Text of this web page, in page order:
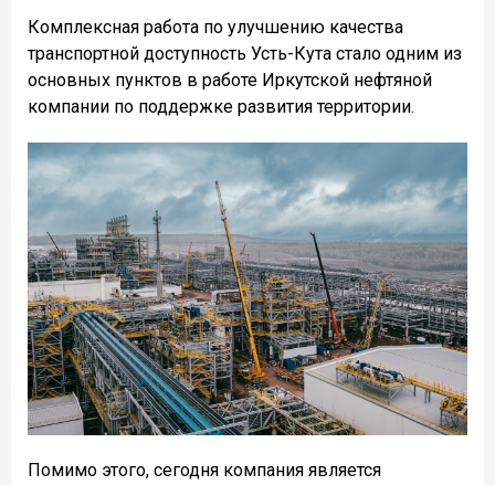
Комплексная работа по улучшению качества
транспортной доступность Усть-Кута стало одним из
основных пунктов в работе Иркутской нефтяной
компании по поддержке развития территории.
Помимо этого, сегодня компания является